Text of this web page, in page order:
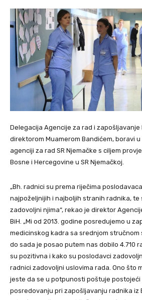
Delegacija Agencije za rad i zapošljavanje
direktorom Muamerom Bandićem, boravi
agenciji za rad SR Njemačke s ciljem
Bosne i Hercegovine u SR Njemačkoj.
„Bh. radnici su prema riječima
najpoželjnijih i najboljih stranih radnika, te
zadovoljni njima“, rekao je direktor
BiH. „Mi od 2013. godine posredujemo u
medicinskog kadra sa srednjom stručnom
do sada je posao putem nas dobilo 4.710
su pozitivna i kako su poslodavci
radnici zadovoljni uslovima rada. Ono što
jeste da se u potpunosti poštuje postojeći
posredovanju pri zapošljavanju radnika iz